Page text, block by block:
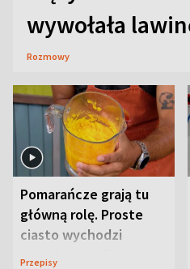
wywołała
Rozmowy
Pomarańcze grają tu
główną rolę. Proste
ciasto wychodzi
wyjątkowo wilgotne
Przepisy